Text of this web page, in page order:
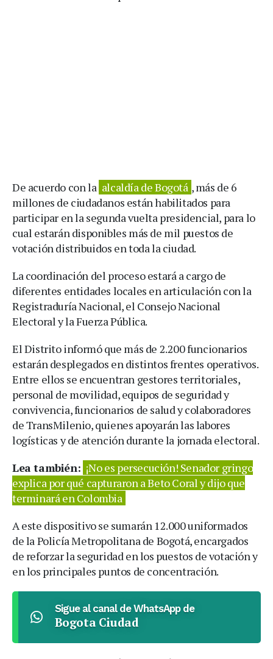
De acuerdo con la alcaldía de Bogotá , más de 6
millones de ciudadanos están habilitados para
participar en la segunda vuelta presidencial, para lo
cual estarán disponibles más de mil puestos de
votación distribuidos en toda la ciudad.
La coordinación del proceso estará a cargo de
diferentes entidades locales en articulación con la
Registraduría Nacional, el Consejo Nacional
Electoral y la Fuerza Pública.
El Distrito informó que más de 2.200 funcionarios
estarán desplegados en distintos frentes operativos.
Entre ellos se encuentran gestores territoriales,
personal de movilidad, equipos de seguridad y
convivencia, funcionarios de salud y colaboradores
de TransMilenio, quienes apoyarán las labores
logísticas y de atención durante la jornada electoral.
Lea también: ¡No es persecución! Senador gringo
explica por qué capturaron a Beto Coral y dijo que
terminará en Colombia
A este dispositivo se sumarán 12.000 uniformados
de la Policía Metropolitana de Bogotá, encargados
de reforzar la seguridad en los puestos de votación y
en los principales puntos de concentración.
Sigue al canal de WhatsApp de
Bogota Ciudad